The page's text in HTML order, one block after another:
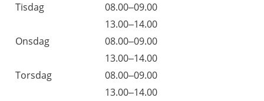
Tisdag
08.00–09.00
13.00–14.00
Onsdag
08.00–09.00
13.00–14.00
Torsdag
08.00–09.00
13.00–14.00